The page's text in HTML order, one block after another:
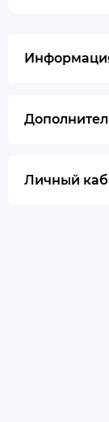
Личный